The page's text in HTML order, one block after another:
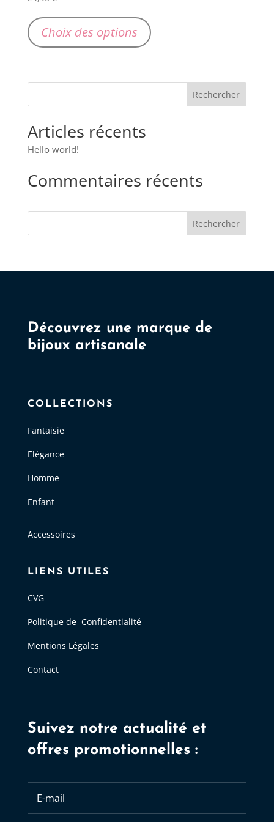
Choix des options
produit
options
la
du
Articles récents
Hello world!
Commentaires récents
Rechercher
Découvrez une marque de
bijoux artisanale
COLLECTIONS
Fantaisie
Elégance
Homme
Enfant
Accessoires
LIENS UTILES
CVG
Politique de Confidentialité
Mentions Légales
Contact
Suivez notre actualité et
offres promotionnelles :